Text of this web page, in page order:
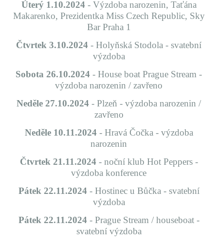
Úterý 1.10.2024 - Výzdoba narozenin, Taťána
Makarenko, Prezidentka Miss Czech Republic, Sky
Bar Praha 1
Čtvrtek 3.10.2024 - Holyňská Stodola - svatební
výzdoba
Sobota 26.10.2024- House boat Prague Stream -
výzdoba narozenin / zavřeno
Neděle 27.10.2024 - Plzeň - výzdoba narozenin /
zavřeno
Neděle 10.11.2024 - Hravá Čočka - výzdoba
narozenin
Čtvrtek 21.11.2024 - noční klub Hot Peppers -
výzdoba konference
Pátek 22.11.2024 - Hostinec u Bůčka - svatební
výzdoba
Pátek 22.11.2024 - Prague Stream / houseboat -
svatební výzdoba